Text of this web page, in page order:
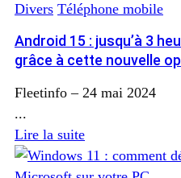
Divers Téléphone mobile
Android 15 : jusqu’à 3
grâce à cette nouvelle
Fleetinfo – 24 mai 2024
...
Lire la suite